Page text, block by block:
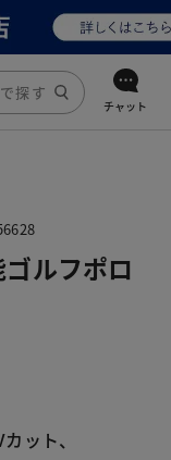
チャット
ルフポロ
ット、